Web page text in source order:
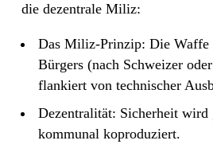
die dezentrale Miliz:
Das Miliz-Prinzip: Die Waffe
Bürgers (nach Schweizer
flankiert von technischer
Dezentralität: Sicherheit wird
kommunal koproduziert.